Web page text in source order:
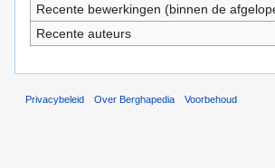
Recente bewerkingen (binnen de
Recente auteurs
Privacybeleid Over Berghapedia Voorbehoud